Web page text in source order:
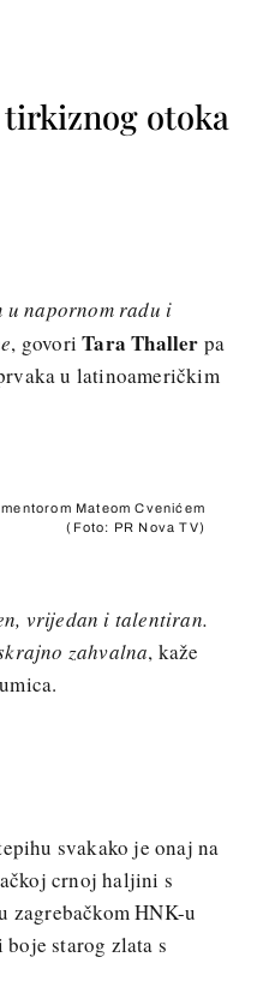
otoka
u napornom radu i
, govoriTara Thaller pa
u latinoameričkim
Mateom Cvenićem
(Foto: PR Nova TV)
vrijedan i talentiran.
zahvalna, kaže
svakako je onaj na
crnoj haljini s
zagrebačkom HNK-u
starog zlata s